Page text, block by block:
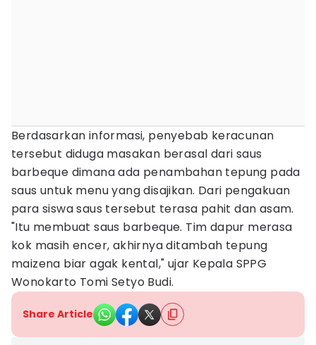
Berdasarkan informasi, penyebab keracunan
tersebut diduga masakan berasal dari saus
barbeque dimana ada penambahan tepung pada
saus untuk menu yang disajikan. Dari pengakuan
para siswa saus tersebut terasa pahit dan asam.
"Itu membuat saus barbeque. Tim dapur merasa
kok masih encer, akhirnya ditambah tepung
maizena biar agak kental," ujar Kepala SPPG
Wonokarto Tomi Setyo Budi.
Share Article